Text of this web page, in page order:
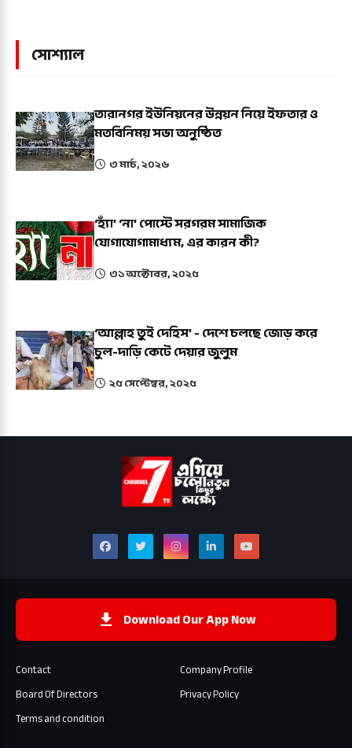
সোশ্যাল
তারানগর ইউনিয়নের উন্নয়ন নিয়ে ইফতার ও
মতবিনিময় সভা অনুষ্ঠিত
৩ মার্চ, ২০২৬
‘হ্যাঁ’ ‘না’ পোস্টে সরগরম সামাজিক
যোগাযোগামাধ্যম, এর কারন কী?
৩১ অক্টোবর, ২০২৫
‘আল্লাহ তুই দেহিস’ - দেশে চলছে জোড় করে
চুল-দাড়ি কেটে দেয়ার জুলুম
২৫ সেপ্টেম্বর, ২০২৫
Download Our App Now
Contact
Company Profile
Board Of Directors
Privacy Policy
Terms and condition